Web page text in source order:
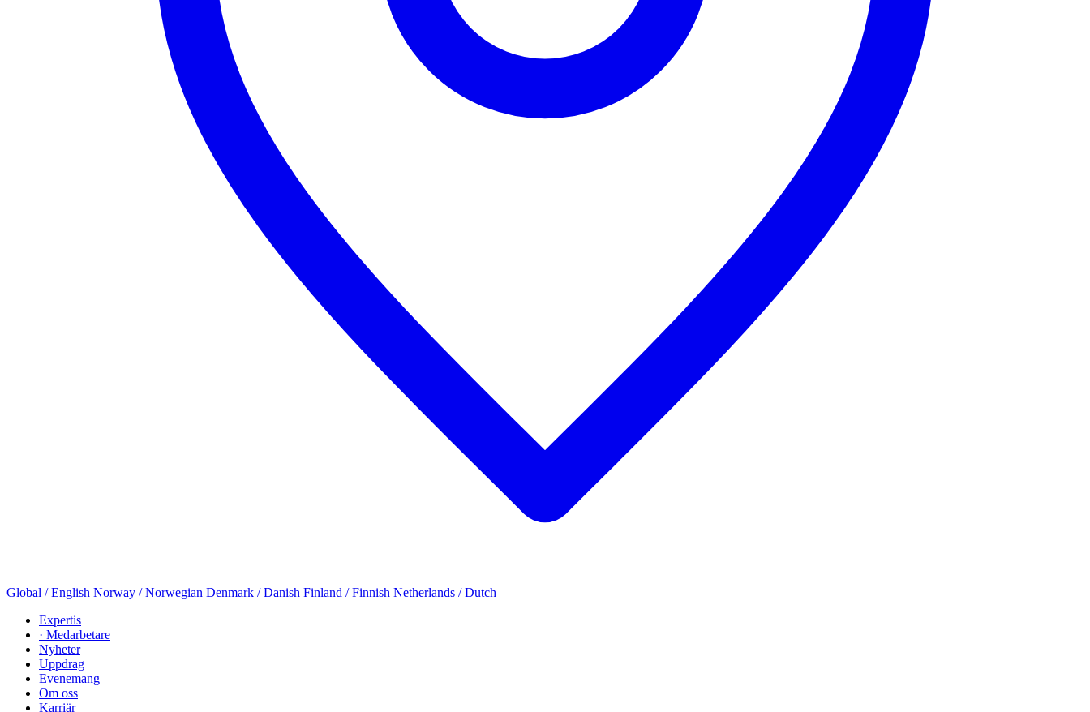
Global / English Norway / Norwegian Denmark / Danish Finland / Finnish Netherlands / Dutch
Expertis
· Medarbetare
Nyheter
Uppdrag
Evenemang
Om oss
Karriär